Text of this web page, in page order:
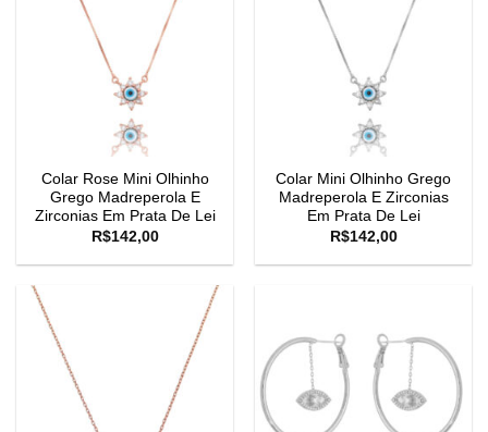
Colar Rose Mini Olhinho
Grego Madreperola E
Zirconias Em Prata De Lei
R$142,00
Colar Mini Olhinho Grego
Madreperola E Zirconias
Em Prata De Lei
R$142,00